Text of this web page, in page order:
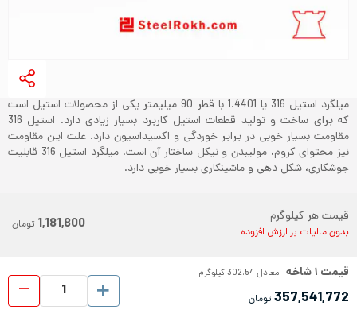
میلگرد استیل 316 یا 1.4401 با قطر 90 میلیمتر یکی از محصولات استیل است
که برای ساخت و تولید قطعات استیل کاربرد بسیار زیادی دارد. استیل 316
مقاومت بسیار خوبی در برابر خوردگی و اکسیداسیون دارد. علت این مقاومت
نیز محتوای کروم، مولیبدن و نیکل ساختار آن است. میلگرد استیل 316 قابلیت
جوشکاری، شکل دهی و ماشینکاری بسیار خوبی دارد.
قیمت هر کیلوگرم
بدون مالیات بر ارزش افزوده 1,181,800 تومان
قیمت ۱شاخه معادل302.54کیلوگرم
357,541,772تومان